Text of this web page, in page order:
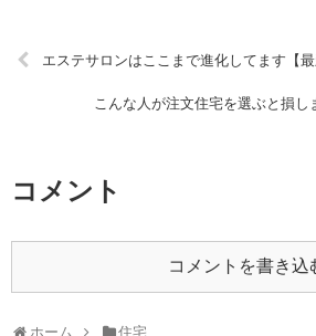
エステサロンはここまで進化してます【最
こんな人が注文住宅を選ぶと損し
コメント
コメントを書き込
ホーム 住宅